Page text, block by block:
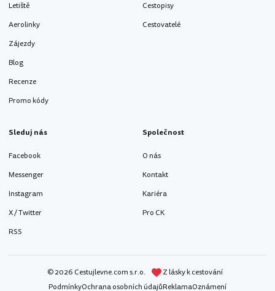
Letiště
Aerolinky
Zájezdy
Blog
Recenze
Promo kódy
Cestopisy
Cestovatelé
Sleduj nás
Facebook
Messenger
Instagram
X / Twitter
RSS
Společnost
O nás
Kontakt
Kariéra
Pro CK
© 2026 Cestujlevne.com s.r.o.
Z lásky k cestování
PodmínkyOchrana osobních údajůReklamaOznámení